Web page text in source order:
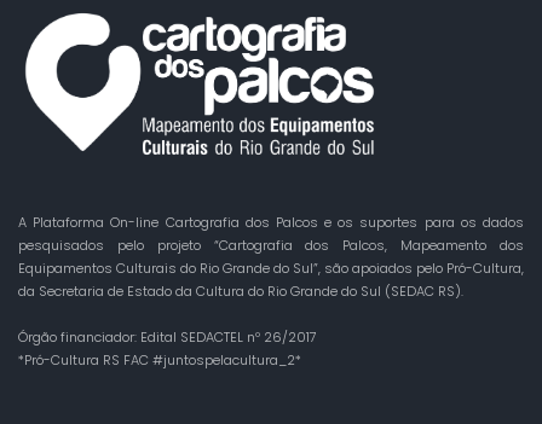
A Plataforma On-line Cartografia dos Palcos e os suportes para os dados
pesquisados pelo projeto “Cartografia dos Palcos, Mapeamento dos
Equipamentos Culturais do Rio Grande do Sul”, são apoiados pelo Pró-Cultura,
da Secretaria de Estado da Cultura do Rio Grande do Sul (SEDAC RS).
Órgão financiador: Edital SEDACTEL nº 26/2017
*Pró-Cultura RS FAC #juntospelacultura_2*